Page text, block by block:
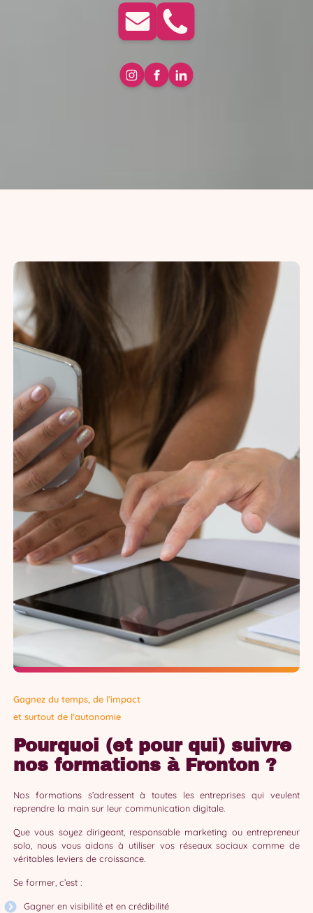
Gagnez du temps, de l’impact
et surtout de l’autonomie
Pourquoi (et pour qui) suivre
nos formations à Fronton ?
Nos formations s’adressent à toutes les entreprises qui veulent
reprendre la main sur leur communication digitale.
Que vous soyez dirigeant, responsable marketing ou entrepreneur
solo, nous vous aidons à utiliser vos réseaux sociaux comme de
véritables leviers de croissance.
Se former, c’est :
Gagner en visibilité et en crédibilité